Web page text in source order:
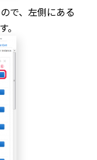
で、左側にある